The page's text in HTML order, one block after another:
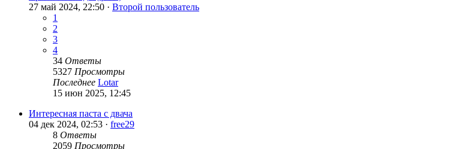
27 май 2024, 22:50 · Второй пользователь
1
2
3
4
34 Ответы
5327 Просмотры
Последнее Lotar
15 июн 2025, 12:45
Интересная паста с двача
04 дек 2024, 02:53 · free29
8 Ответы
2059 Просмотры